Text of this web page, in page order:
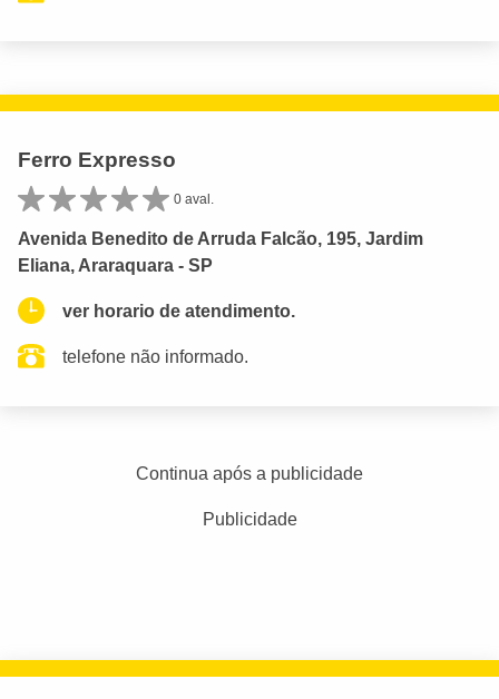
Ferro Expresso
0 aval.
Avenida Benedito de Arruda Falcão, 195, Jardim
Eliana, Araraquara - SP
ver horario de atendimento.
telefone não informado.
Continua após a publicidade
Publicidade